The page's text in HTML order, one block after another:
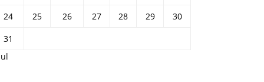
24
25 26 27 28 29
30
31